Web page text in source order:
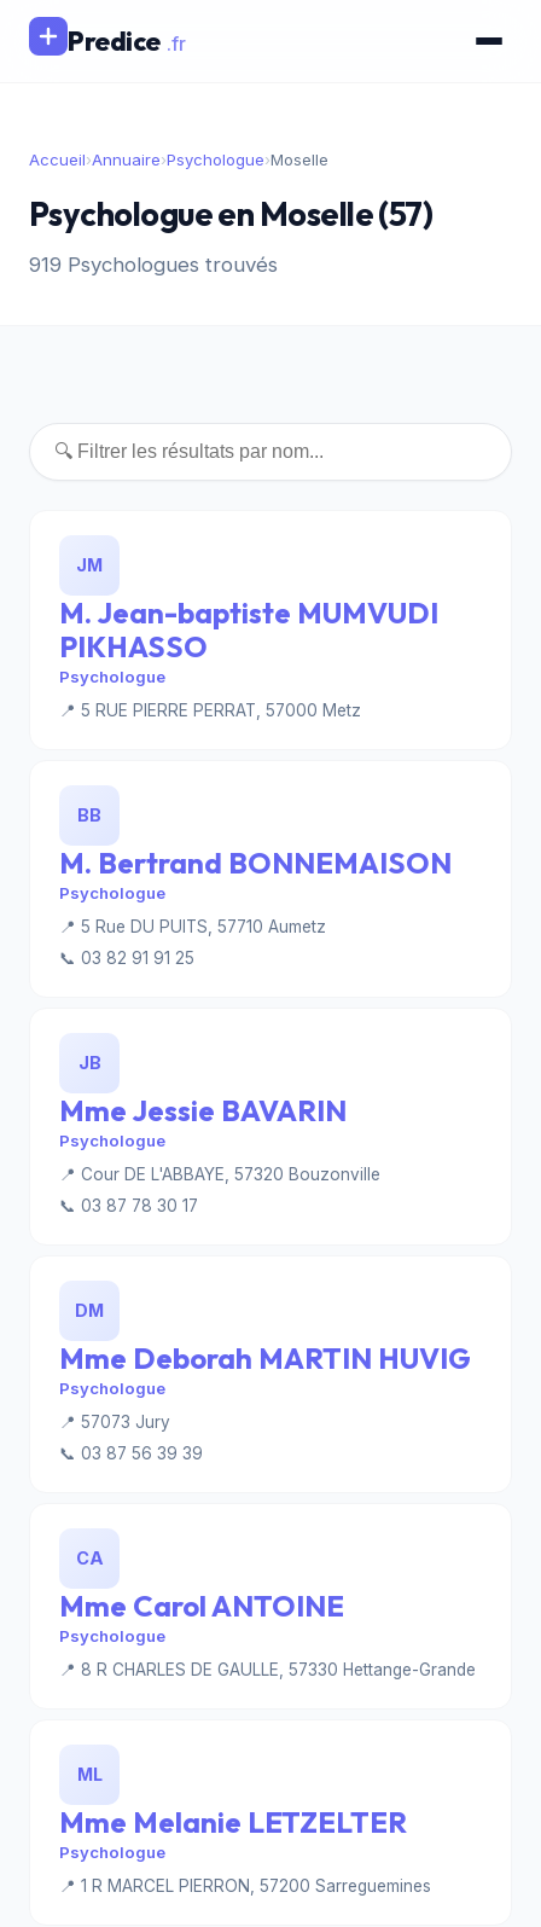
Predice .fr
Accueil›Annuaire›Psychologue›Moselle
Psychologue en Moselle (57)
919 Psychologues trouvés
JM
M. Jean-baptiste MUMVUDI
PIKHASSO
Psychologue
📍 5 RUE PIERRE PERRAT, 57000 Metz
BB
M. Bertrand BONNEMAISON
Psychologue
📍 5 Rue DU PUITS, 57710 Aumetz
📞 03 82 91 91 25
JB
Mme Jessie BAVARIN
Psychologue
📍 Cour DE L'ABBAYE, 57320 Bouzonville
📞 03 87 78 30 17
DM
Mme Deborah MARTIN HUVIG
Psychologue
📍 57073 Jury
📞 03 87 56 39 39
CA
Mme Carol ANTOINE
Psychologue
📍 8 R CHARLES DE GAULLE, 57330 Hettange-Grande
ML
Mme Melanie LETZELTER
Psychologue
📍 1 R MARCEL PIERRON, 57200 Sarreguemines